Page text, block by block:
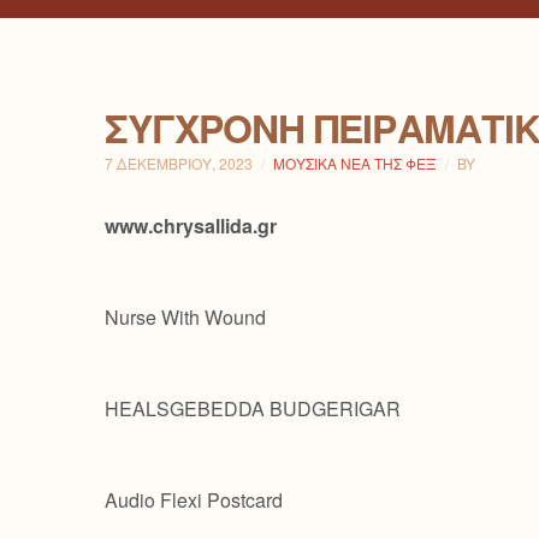
ΣΎΓΧΡΟΝΗ
7 ΔΕΚΕΜΒΡΊΟΥ, 2023 ΜΟΥΣΙΚΆ ΝΈΑ ΤΗΣ ΦΕΞ BY
www.chrysallida.gr
Nurse With Wound
HEALSGEBEDDA BUDGERIGAR
Audio Flexi Postcard